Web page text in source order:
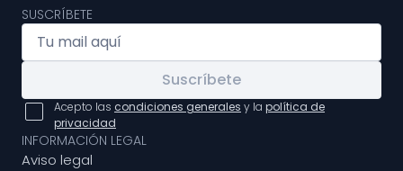
SUSCRÍBETE
Suscríbete
Acepto las condiciones generales y la política de
privacidad
INFORMACIÓN LEGAL
Aviso legal